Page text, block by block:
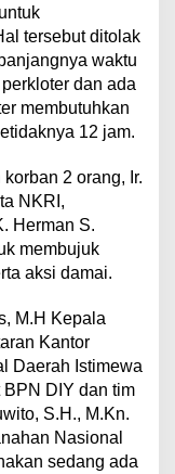
tersebut ditolak
waktu
dan ada
membutuhkan
12 jam.
2 orang, Ir.
NKRI,
Herman S.
membujuk
aksi damai.
M.H Kepala
Kantor
Daerah Istimewa
DIY dan tim
S.H., M.Kn.
Nasional
sedang ada